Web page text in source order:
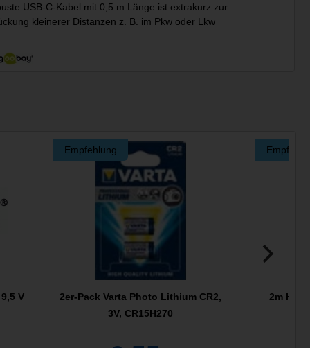
USB-C-Kabel mit 0,5 m Länge ist extrakurz zur
kleinerer Distanzen z. B. im Pkw oder Lkw
V
Empfehlung
2er-Pack Varta Photo Lithium CR2,
3V, CR15H270
2m